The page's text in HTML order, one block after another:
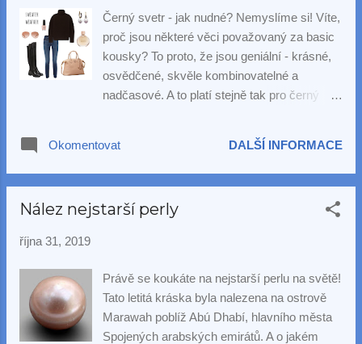
Černý svetr - jak nudné? Nemyslíme si! Víte,
proč jsou některé věci považovaný za basic
kousky? To proto, že jsou geniální - krásné,
osvědčené, skvěle kombinovatelné a
nadčasové. A to platí stejně tak pro černý
Pro náš dnešní outfit jsme zvolili oblíbené
perlové náušnice Kate .
Okomentovat DALŠÍ INFORMACE
Nález nejstarší perly
října 31, 2019
Právě se koukáte na nejstarší perlu na světě!
Tato letitá kráska byla nalezena na ostrově
Marawah poblíž Abú Dhabí, hlavního města
Spojených arabských emirátů. A o jakém